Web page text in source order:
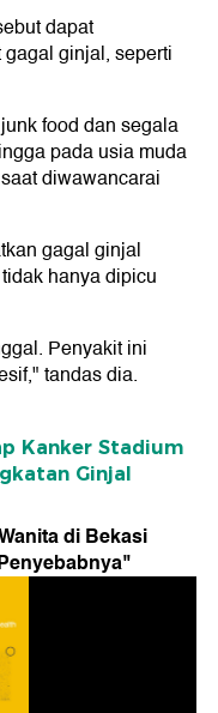
dapat
ginjal, seperti
food dan segala
pada usia muda
diwawancarai
gagal ginjal
hanya dipicu
Penyakit ini
tandas dia.
Kanker Stadium
Ginjal
di Bekasi
"